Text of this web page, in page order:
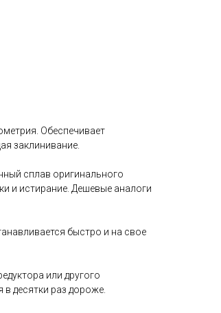
Обеспечивает
заклинивание.
сплав оригинального
и истирание. Дешевые аналоги
быстро и на свое
или другого
в десятки раз дороже.